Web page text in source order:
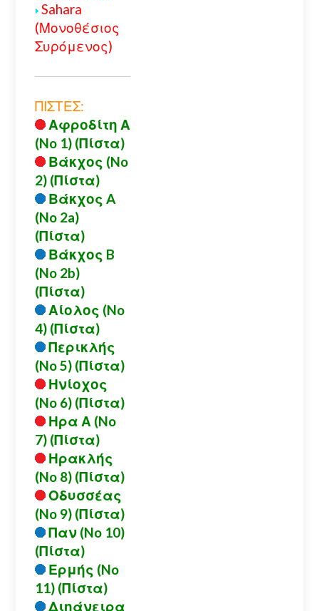
Sahara
(Μονοθέσιος
Συρόμενος)
ΠΙΣΤΕΣ:
Αφροδίτη Α
(No 1) (Πίστα)
Βάκχος (No
2) (Πίστα)
Βάκχος A
(No 2a)
(Πίστα)
Βάκχος B
(No 2b)
(Πίστα)
Αίολος (No
4) (Πίστα)
Περικλής
(No 5) (Πίστα)
Ηνίοχος
(No 6) (Πίστα)
Ηρα Α (No
7) (Πίστα)
Ηρακλής
(No 8) (Πίστα)
Οδυσσέας
(No 9) (Πίστα)
Παν (No 10)
(Πίστα)
Ερμής (No
11) (Πίστα)
Διηάνειρα